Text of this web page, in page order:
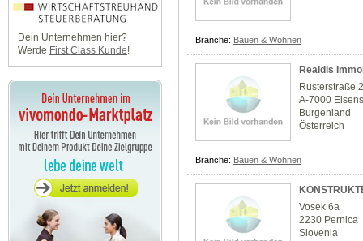
Dein Unternehmen hier?
Werde First Class Kunde!
Branche: Bauen & Wohnen
Realdis
Rusterstraße
A-7000
Burgenland
Österreich
Branche: Bauen & Wohnen
Vosek 6a
2230 Pernica
Slovenia